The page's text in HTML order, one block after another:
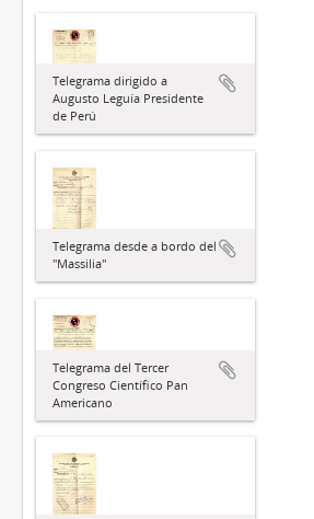
Telegrama dirigido a
Augusto Leguía Presidente
de Perú
Telegrama desde a bordo del
"Massilia"
Telegrama del Tercer
Congreso Científico Pan
Americano